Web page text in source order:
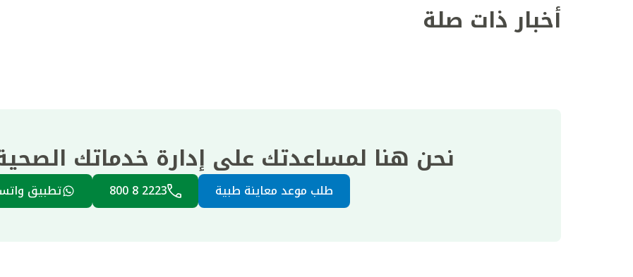
أخبار ذات صلة
نحن هنا لمساعدتك على إدارة خدماتك
طلب موعد معاينة طبية 2223 8 800 تطبيق